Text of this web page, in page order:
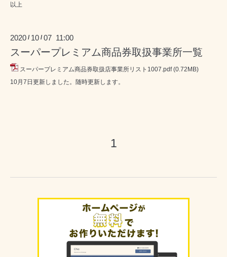
以上
2020 / 10 /07 11:00
スーパープレミアム商品券取扱事業所一覧
スーパープレミアム商品券取扱店事業所リスト1007.pdf (0.72MB)
10月7 日更新しました。随時更新します。
1